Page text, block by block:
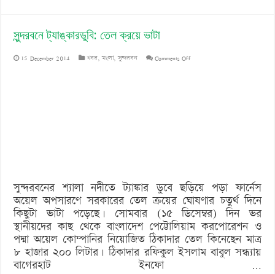
সুন্দরবনে ট্যাঙ্কারডুবি: তেল ক্রয়ে ভাটা
15 December 2014 খবর,মংলা,সুন্দরবন Comments Offon
সুন্দরবনের শ্যালা নদীতে ট্যাঙ্কার ডুবে ছড়িয়ে পড়া ফার্নেস
অয়েল অপসারণে সরকারের তেল ক্রয়ের ঘোষণার চতুর্থ দিনে
কিছুটা ভাটা পড়েছে। সোমবার (১৫ ডিসেম্বর) দিন ভর
স্থানীয়দের কাছ থেকে বাংলাদেশ পেট্টোলিয়াম করপোরেশন ও
পদ্মা অয়েল কোম্পানির নিয়োজিত ঠিকাদার তেল কিনেছেন মাত্র
৮ হাজার ২০০ লিটার। ঠিকাদার রফিকুল ইসলাম বাবুল সন্ধ্যায়
বাগেরহাট ইনফো …